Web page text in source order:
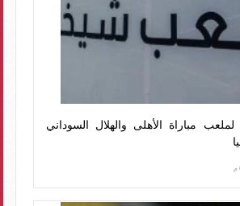
مباراة الأهلى والهلال السوداني